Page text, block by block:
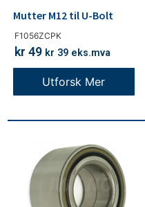
F1056ZCPK
Mutter M12 til U-Bolt
kr 49 kr 39 eks.mva
Utforsk Mer